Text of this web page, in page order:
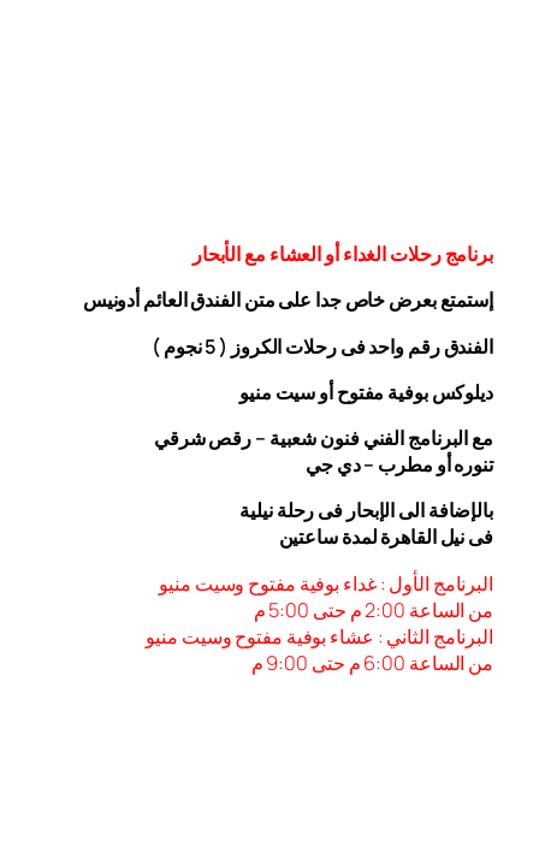
برنامج رحلات الغداء أو العشاء مع الأبحار
إستمتع بعرض خاص جدا على متن الفندقالعائم أدونيس
الفندق رقم واحد فى رحلات الكروز ( 5 نجوم )
ديلوكس بوفية مفتوح أو سيت منيو
مع البرنامج الفني فنون شعبية – رقص شرقي
تنوره أو مطرب – دي جي
بالإضافة الى الإبحار فى رحلة نيلية
فى نيل القاهرة لمدة ساعتين
البرنامج الأول : غداء بوفية مفتوح وسيت منيو
من الساعة 2:00 م حتى 5:00 م
البرنامج الثاني : عشاء بوفية مفتوح وسيت منيو
من الساعة 6:00
م حتى 9:00 م